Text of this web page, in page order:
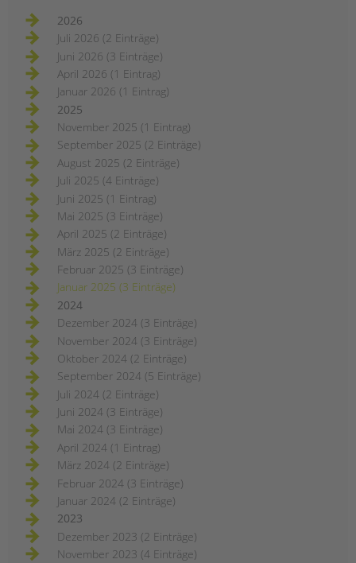
2026
Juli 2026 (2 Einträge)
Juni 2026 (3 Einträge)
April 2026 (1 Eintrag)
Januar 2026 (1 Eintrag)
2025
November 2025 (1 Eintrag)
September 2025 (2 Einträge)
August 2025 (2 Einträge)
Juli 2025 (4 Einträge)
Juni 2025 (1 Eintrag)
Mai 2025 (3 Einträge)
April 2025 (2 Einträge)
März 2025 (2 Einträge)
Februar 2025 (3 Einträge)
Januar 2025 (3 Einträge)
2024
Dezember 2024 (3 Einträge)
November 2024 (3 Einträge)
Oktober 2024 (2 Einträge)
September 2024 (5 Einträge)
Juli 2024 (2 Einträge)
Juni 2024 (3 Einträge)
Mai 2024 (3 Einträge)
April 2024 (1 Eintrag)
März 2024 (2 Einträge)
Februar 2024 (3 Einträge)
Januar 2024 (2 Einträge)
2023
Dezember 2023 (2 Einträge)
November 2023 (4 Einträge)